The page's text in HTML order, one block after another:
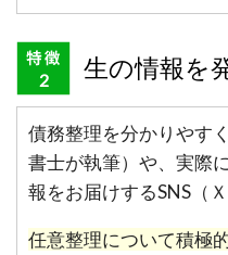
生の情報を
債務整理を分かりやす
書士が執筆）や、実際
報をお届けするSNS（
任意整理について積極